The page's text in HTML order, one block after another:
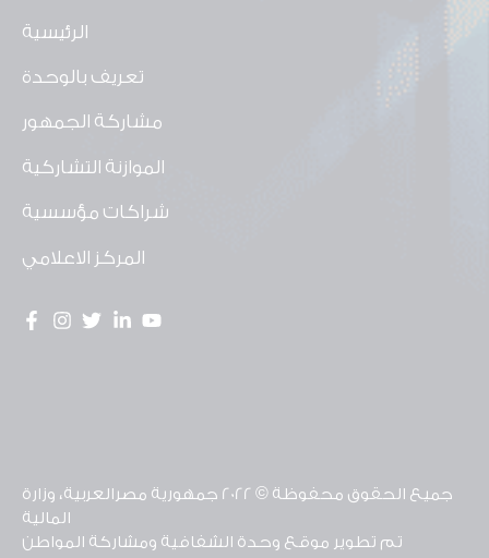
الرئيسية
تعريف بالوحدة
مشاركة الجمهور
الموازنة التشاركية
شراكات مؤسسية
المركز الاعلامي
جميع الحقوق محفوظة © 2022 جمهورية مصرالعربية، وزارة
المالية
تم تطوير موقع وحدة الشفافية ومشاركة المواطن